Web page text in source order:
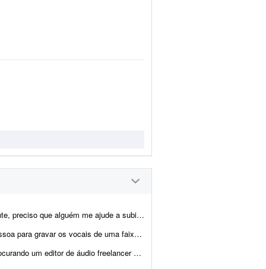
10 faixas no Spotify, organizadas em dois álbuns: - 1 álbu...
Dou preferência por voz feminina, mas também esto...
realizar a limpeza e o tratamento das minhas narraçõe...